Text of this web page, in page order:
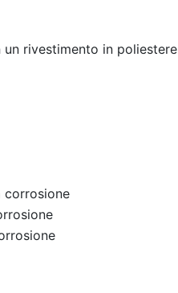
rivestimento in poliestere
corrosione